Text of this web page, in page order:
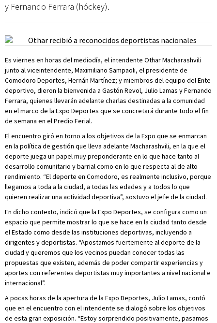
y Fernando Ferrara (hóckey).
Es viernes en horas del mediodía, el intendente Othar Macharashvili
junto al viceintendente, Maximiliano Sampaoli, el presidente de
Comodoro Deportes, Hernán Martínez; y miembros del equipo del Ente
deportivo, dieron la bienvenida a Gastón Revol, Julio Lamas y Fernando
Ferrara, quienes llevarán adelante charlas destinadas a la comunidad
en el marco de la Expo Deportes que se concretará durante todo el fin
de semana en el Predio Ferial.
El encuentro giró en torno a los objetivos de la Expo que se enmarcan
en la política de gestión que lleva adelante Macharashvili, en la que el
deporte juega un papel muy preponderante en lo que hace tanto al
desarrollo comunitario y barrial como en lo que respecta al de alto
rendimiento. “El deporte en Comodoro, es realmente inclusivo, porque
llegamos a toda a la ciudad, a todas las edades y a todos lo que
quieren realizar una actividad deportiva”, sostuvo el jefe de la ciudad.
En dicho contexto, indicó que la Expo Deportes, se configura como un
espacio que permite mostrar lo que se hace en la ciudad tanto desde
el Estado como desde las instituciones deportivas, incluyendo a
dirigentes y deportistas. “Apostamos fuertemente al deporte de la
ciudad y queremos que los vecinos puedan conocer todas las
propuestas que existen, además de poder compartir experiencias y
aportes con referentes deportistas muy importantes a nivel nacional e
internacional”.
A pocas horas de la apertura de la Expo Deportes, Julio Lamas, contó
que en el encuentro con el intendente se dialogó sobre los objetivos
de esta gran exposición. “Estoy sorprendido positivamente, pasamos